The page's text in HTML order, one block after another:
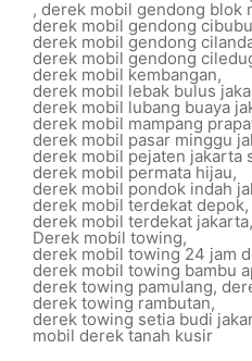
, derek mobil gendong blok
derek mobil gendong
derek mobil gendong
derek mobil gendong
derek mobil kembangan,
derek mobil lebak bulus
derek mobil lubang buaya
derek mobil mampang
derek mobil pasar minggu
derek mobil pejaten jakarta
derek mobil permata hijau,
derek mobil pondok indah
derek mobil terdekat depok,
derek mobil terdekat jakarta,
Derek mobil towing,
derek mobil towing 24 jam
derek mobil towing bambu
derek towing pamulang,
derek towing rambutan,
derek towing setia budi
mobil derek tanah kusir